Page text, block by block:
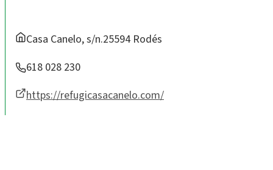
Casa Canelo, s/n.25594 Rodés
618 028 230
https://refugicasacanelo.com/